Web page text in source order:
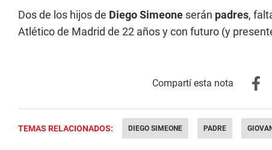
Dos de los hijos de Diego Simeone serán padres,
Atlético de Madrid de 22 años y con futuro (y
TEMAS RELACIONADOS: DIEGO SIMEONE PADRE